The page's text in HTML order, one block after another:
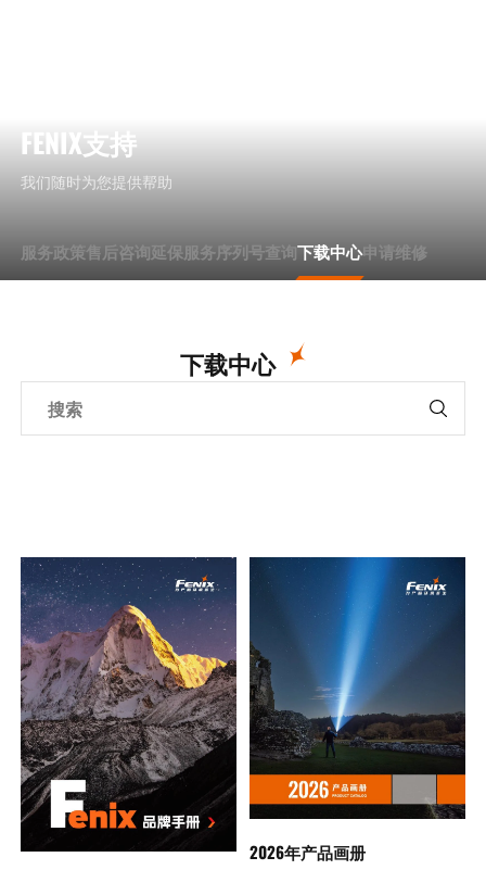
FENIX支持
我们随时为您提供帮助
服务政策售后咨询 延保服务序列号查询下载中心申请维修
下载中心
2026年产品画册